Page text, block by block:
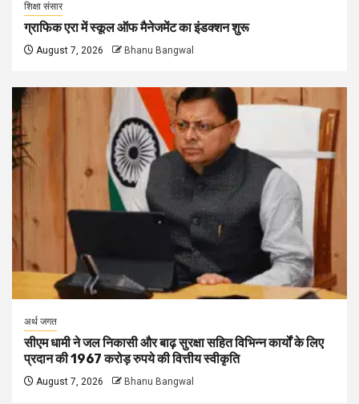
शिक्षा संसार
ग्राफिक एरा में स्कूल ऑफ मैनेजमेंट का इंडक्शन शुरू
August 7, 2026 Bhanu Bangwal
अर्थ जगत
सीएम धामी ने जल निकासी और बाढ़ सुरक्षा सहित विभिन्न कार्यों के लिए
प्रदान की 1967 करोड़ रुपये की वित्तीय स्वीकृति
August 7, 2026 Bhanu Bangwal